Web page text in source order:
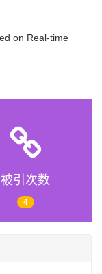
on Real-time
被引次数
4